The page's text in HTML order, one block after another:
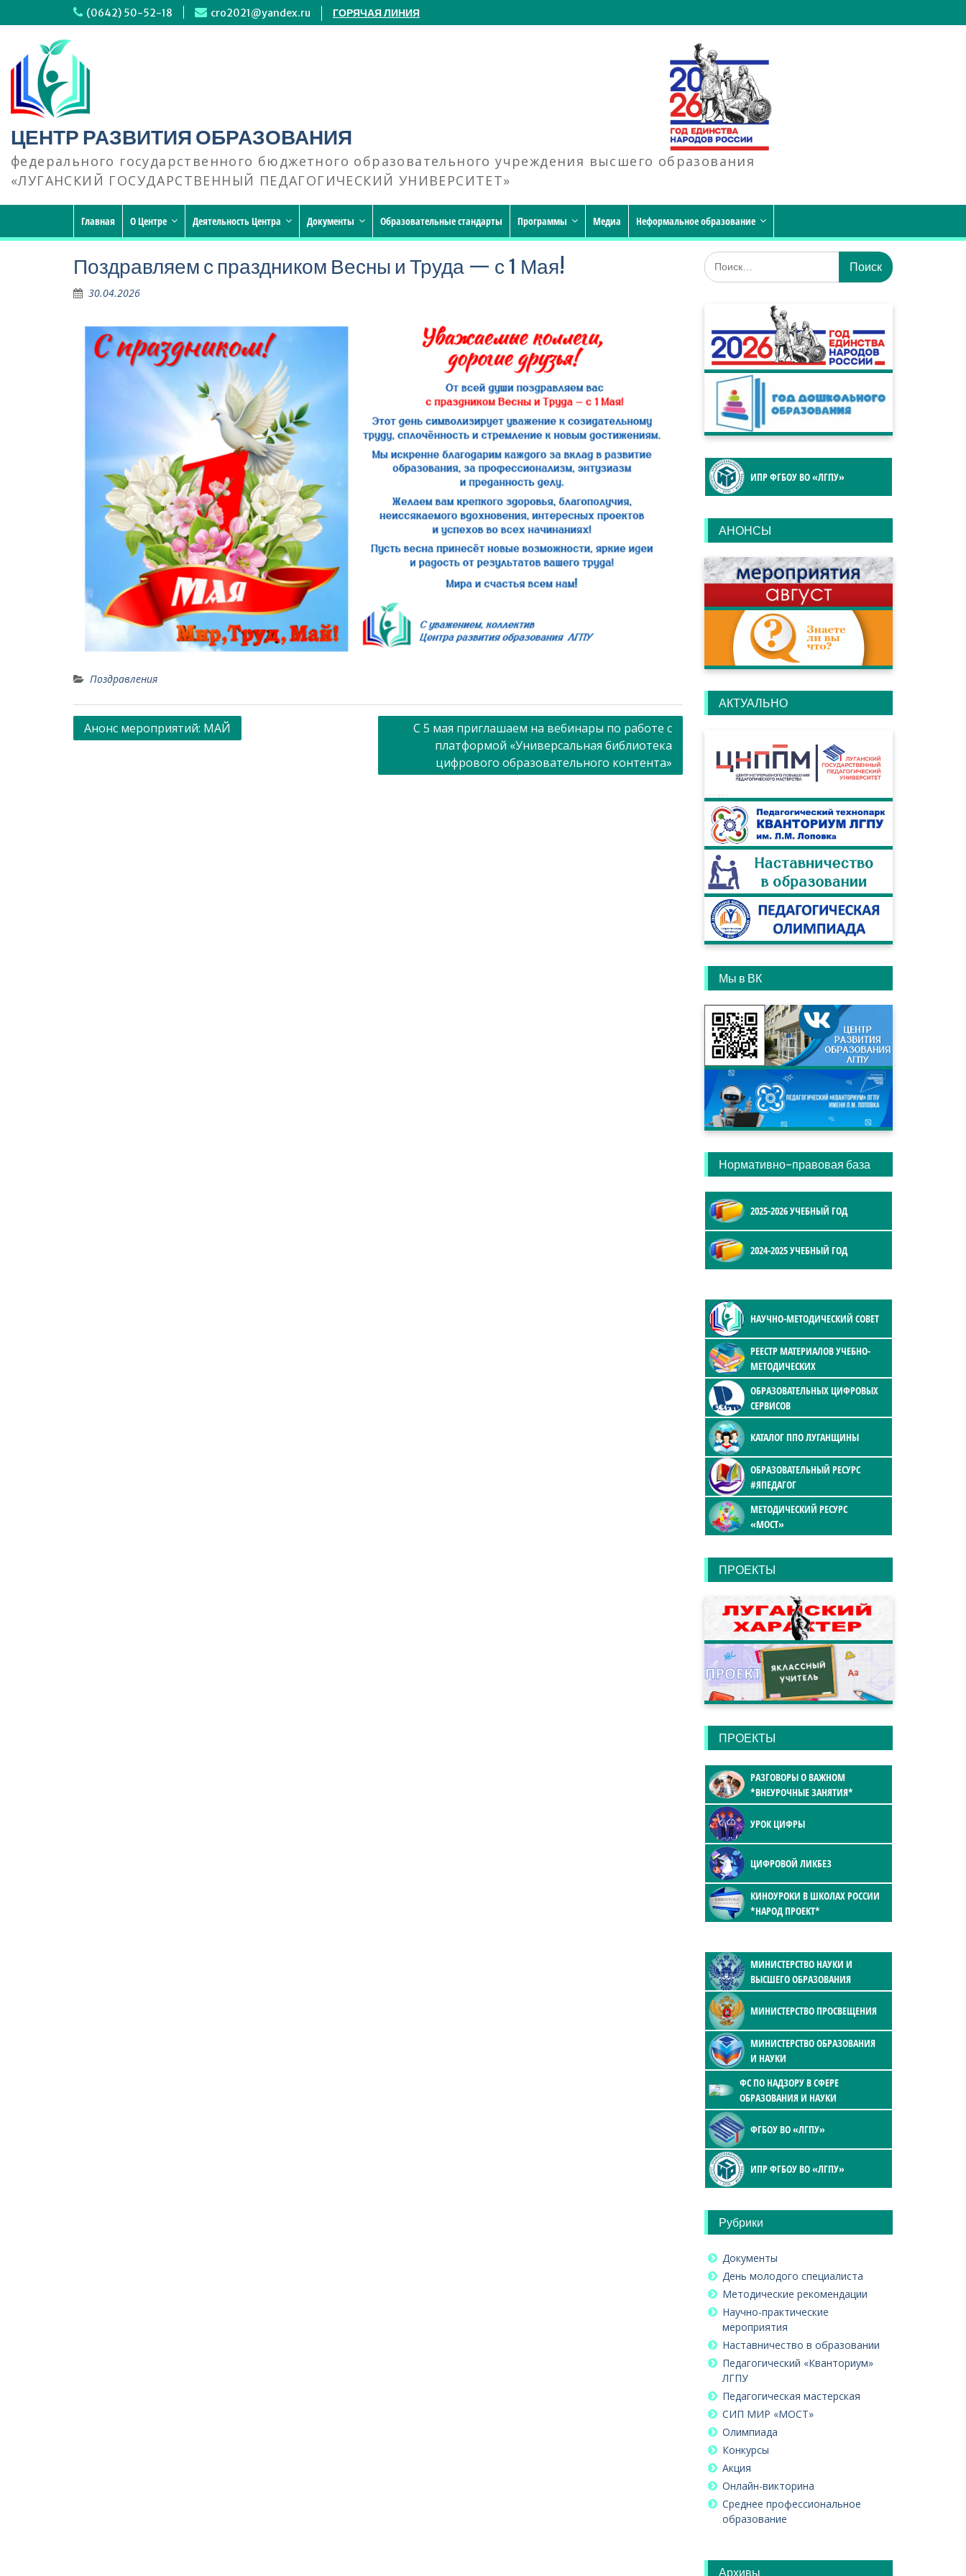
к
содержимому
(0642) 50-52-18 cro2021@yandex.ru ГОРЯЧАЯ ЛИНИЯ
ЦЕНТР РАЗВИТИЯ ОБРАЗОВАНИЯ
федерального государственного бюджетного образовательного учреждения высшего образования
«ЛУГАНСКИЙ ГОСУДАРСТВЕННЫЙ ПЕДАГОГИЧЕСКИЙ УНИВЕРСИТЕТ»
Главная О Центре Деятельность Центра Документы Образовательные стандарты Программы Медиа Неформальное образование
Поздравляем с праздником Весны и Труда — с 1 Мая!
30.04.2026
Поздравления
Навигация
Анонс мероприятий: МАЙ
С 5 мая приглашаем на вебинары по работе с
платформой «Универсальная библиотека
цифрового образовательного контента»
Искать:
ИПР ФГБОУ ВО «ЛГПУ»
АНОНСЫ
АКТУАЛЬНО
Мы в ВК
Нормативно-правовая база
2025-2026 УЧЕБНЫЙ ГОД
2024-2025 УЧЕБНЫЙ ГОД
НАУЧНО-МЕТОДИЧЕСКИЙ СОВЕТ
РЕЕСТР МАТЕРИАЛОВ УЧЕБНО-
МЕТОДИЧЕСКИХ
ОБРАЗОВАТЕЛЬНЫХ ЦИФРОВЫХ
СЕРВИСОВ
КАТАЛОГ ППО ЛУГАНЩИНЫ
ОБРАЗОВАТЕЛЬНЫЙ РЕСУРС
#ЯПЕДАГОГ
МЕТОДИЧЕСКИЙ РЕСУРС
«МОСТ»
ПРОЕКТЫ
ПРОЕКТЫ
РАЗГОВОРЫ О ВАЖНОМ
*ВНЕУРОЧНЫЕ ЗАНЯТИЯ*
УРОК ЦИФРЫ
ЦИФРОВОЙ ЛИКБЕЗ
КИНОУРОКИ В ШКОЛАХ РОССИИ
*НАРОД ПРОЕКТ*
МИНИСТЕРСТВО НАУКИ И
ВЫСШЕГО ОБРАЗОВАНИЯ
МИНИСТЕРСТВО ПРОСВЕЩЕНИЯ
МИНИСТЕРСТВО ОБРАЗОВАНИЯ
И НАУКИ
ФС ПО НАДЗОРУ В СФЕРЕ
ОБРАЗОВАНИЯ И НАУКИ
ФГБОУ ВО «ЛГПУ»
ИПР ФГБОУ ВО «ЛГПУ»
Рубрики
Документы
День молодого специалиста
Методические рекомендации
Научно-практические
мероприятия
Наставничество в образовании
Педагогический «Кванториум»
ЛГПУ
Педагогическая мастерская
СИП МИР «МОСТ»
Олимпиада
Конкурсы
Акция
Онлайн-викторина
Среднее профессиональное
образование
Архивы